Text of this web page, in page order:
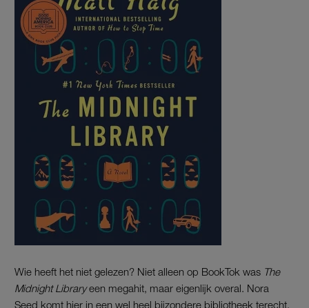
Wie heeft het niet gelezen? Niet alleen op BookTok was The
Midnight Libraryeen megahit, maar eigenlijk overal. Nora
Seed komt hier in een wel heel bijzondere bibliotheek terecht,